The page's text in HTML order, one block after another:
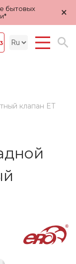
бытовых
×
клапан ET